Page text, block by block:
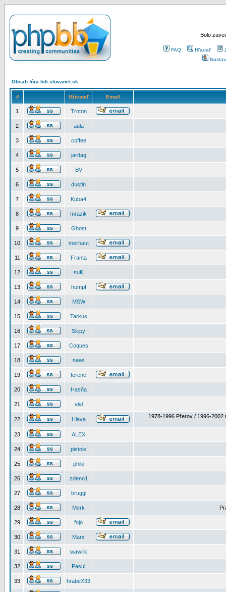
Bolo
FAQ Hľadať
Obsah fóra hifi.slovanet.sk
# Užívateľ Email
1 Troton
2 aula
3 coffee
4 jardag
5 BV
6 dustin
7 Kuba4
8 mrazik
9 Ghost
10 merhaut
11 Franta
12 suK
13 humpf
14 MSW
15 Tarkus
16 Skipy
17 Coques
18 seas
19 ferenc
20 Hasňa
21 vivi
22 Hlava 1978-1996 Přerov / 1996-2002
23 ALEX
24 pistole
25 philo
26 zdeno1
27 bruggi
28 Merk
29 fojo
30 Marx
31 wawrik
32 Pasul
33 hrabeX33